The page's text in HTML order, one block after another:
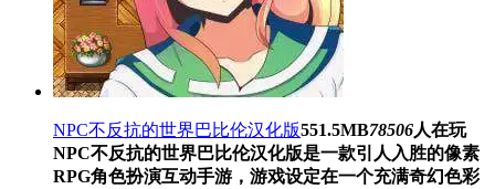
NPC不反抗的世界巴比伦汉化版551.5MB78506人在玩
NPC不反抗的世界巴比伦汉化版是一款引人入胜的像素
RPG角色扮演互动手游，游戏设定在一个充满奇幻色彩